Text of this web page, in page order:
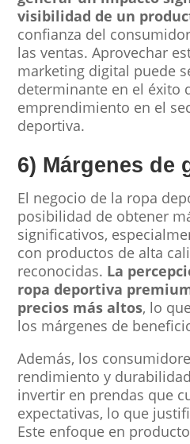
visibilidad de un
confianza del
las ventas. Aprovechar
marketing digital puede
determinante en el éxito
emprendimiento en el
deportiva.
6) Márgenes de
El negocio de la ropa
posibilidad de obtener
significativos,
con productos de alta
reconocidas. La
ropa deportiva
precios más altos, lo
los márgenes de
Además, los
rendimiento y
invertir en prendas que
expectativas, lo que
Este enfoque en